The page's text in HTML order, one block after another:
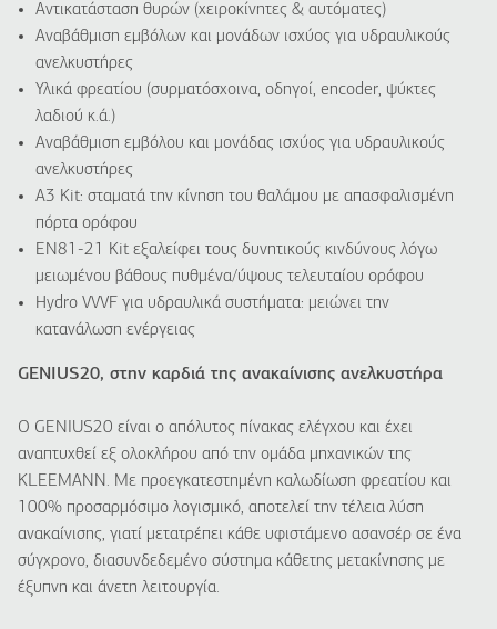
Αντικατάσταση θυρών (χειροκίνητες & αυτόματες)
Αναβάθμιση εμβόλων και μονάδων ισχύος για υδραυλικούς
ανελκυστήρες
Υλικά φρεατίου (συρματόσχοινα, οδηγοί, encoder, ψύκτες
λαδιού κ.ά.)
Αναβάθμιση εμβόλου και μονάδας ισχύος για υδραυλικούς
ανελκυστήρες
A3 Kit: σταματά την κίνηση του θαλάμου με απασφαλισμένη
πόρτα ορόφου
EN81-21 Kit εξαλείφει τους δυνητικούς κινδύνους λόγω
μειωμένου βάθους πυθμένα/ύψους τελευταίου ορόφου
Hydro VVVF για υδραυλικά συστήματα: μειώνει την
κατανάλωση ενέργειας
GENIUS20, στην καρδιά της ανακαίνισης ανελκυστήρα
Ο GENIUS20 είναι ο απόλυτος πίνακας ελέγχου και έχει
αναπτυχθεί εξ ολοκλήρου από την ομάδα μηχανικών της
KLEEMANN. Με προεγκατεστημένη καλωδίωση φρεατίου και
100% προσαρμόσιμο λογισμικό, αποτελεί την τέλεια λύση
ανακαίνισης, γιατί μετατρέπει κάθε υφιστάμενο ασανσέρ σε ένα
σύγχρονο, διασυνδεδεμένο σύστημα κάθετης μετακίνησης με
έξυπνη και άνετη λειτουργία.